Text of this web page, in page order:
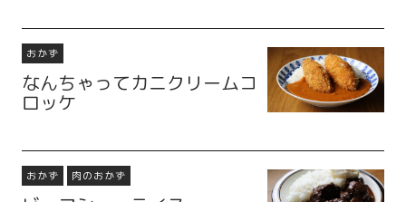
おかず
なんちゃってカニクリームコ
ロッケ
おかず 肉のおかず